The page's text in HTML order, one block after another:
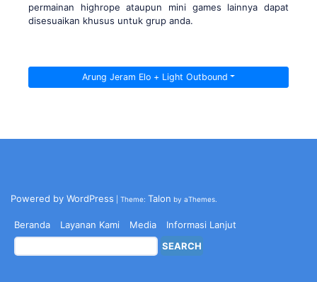
permainan highrope ataupun mini games lainnya dapat
disesuaikan khusus untuk grup anda.
Arung Jeram Elo + Light Outbound
Powered by WordPress Theme: Talon by aThemes.
Beranda Layanan Kami Media
Informasi Lanjut
Search